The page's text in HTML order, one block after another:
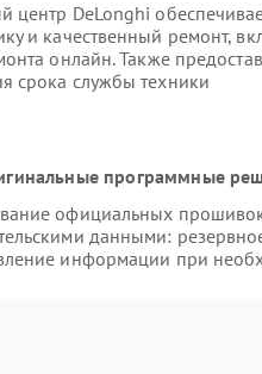
центр DeLonghi
и качественный ремонт,
онлайн. Также
срока службы техники
программные
официальных
данными:
информации при